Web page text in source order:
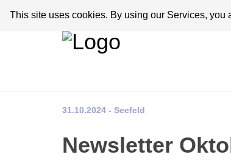
This site uses cookies. By using our Services, you
31.10.2024 - Seefeld
Newsletter